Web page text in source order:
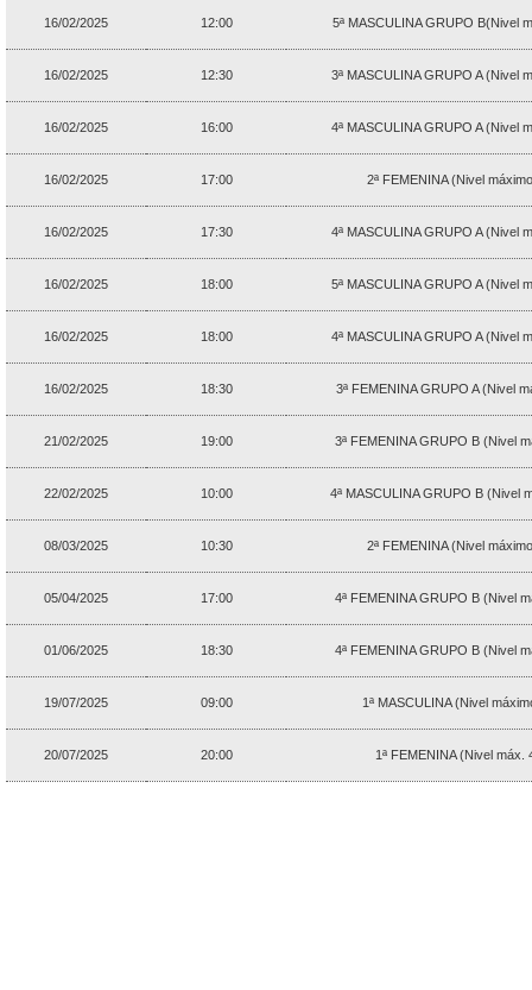
16/02/2025 12:00 5ª MASCULINA GRUPO B(Nivel
16/02/2025 12:30 3ª MASCULINA GRUPO A (Nivel
16/02/2025 16:00 4ª MASCULINA GRUPO A (Nivel
16/02/2025 17:00 2ª FEMENINA (Nivel
16/02/2025 17:30 4ª MASCULINA GRUPO A (Nivel
16/02/2025 18:00 5ª MASCULINA GRUPO A (Nivel
16/02/2025 18:00 4ª MASCULINA GRUPO A (Nivel
16/02/2025 18:30 3ª FEMENINA GRUPO A (Nivel
21/02/2025 19:00 3ª FEMENINA GRUPO B (Nivel
22/02/2025 10:00 4ª MASCULINA GRUPO B (Nivel
08/03/2025 10:30 2ª FEMENINA (Nivel
05/04/2025 17:00 4ª FEMENINA GRUPO B (Nivel
01/06/2025 18:30 4ª FEMENINA GRUPO B (Nivel
19/07/2025 09:00 1ª MASCULINA (Nivel
20/07/2025 20:00 1ª FEMENINA (Nivel máx.